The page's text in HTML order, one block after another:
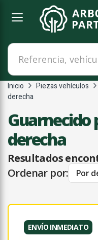
Referencia, vehículo...
Inicio Piezas vehículos
derecha
derecha
Resultados
Ordenar por:
ENVÍO INMEDIATO